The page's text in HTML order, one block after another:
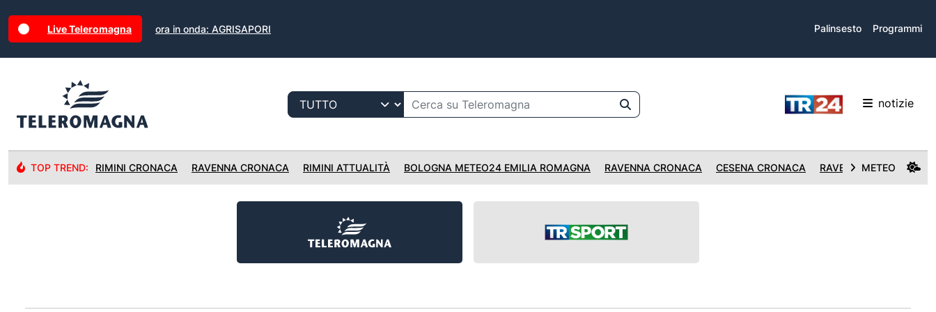
Live Teleromagna ora in onda: AGRISAPORI Palinsesto Programmi
notizie
TOP TREND: RIMINI CRONACA RAVENNA CRONACA RIMINI ATTUALITÀ BOLOGNA METEO24 EMILIA ROMAGNA RAVENNA CRONACA CESENA CRONACA RAVENNA CRONACA
METEO